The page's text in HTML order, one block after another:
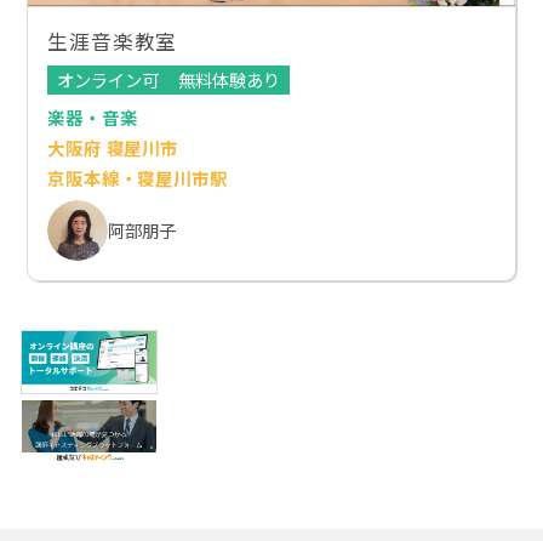
生涯音楽教室
オンライン可
無料体験あり
楽器・音楽
大阪府 寝屋川市
京阪本線・寝屋川市駅
阿部朋子